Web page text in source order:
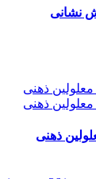
نشانی
ذهنی